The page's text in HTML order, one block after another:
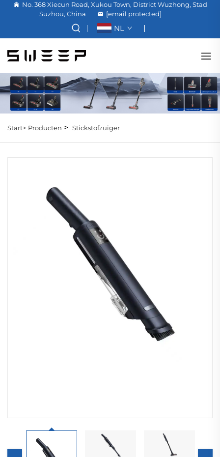
No. 368 Xiecun Road, Xukou Town, District Wuzhong, Stad
Suzhou, China
[email protected]
NL
Start> Producten > Stickstofzuiger